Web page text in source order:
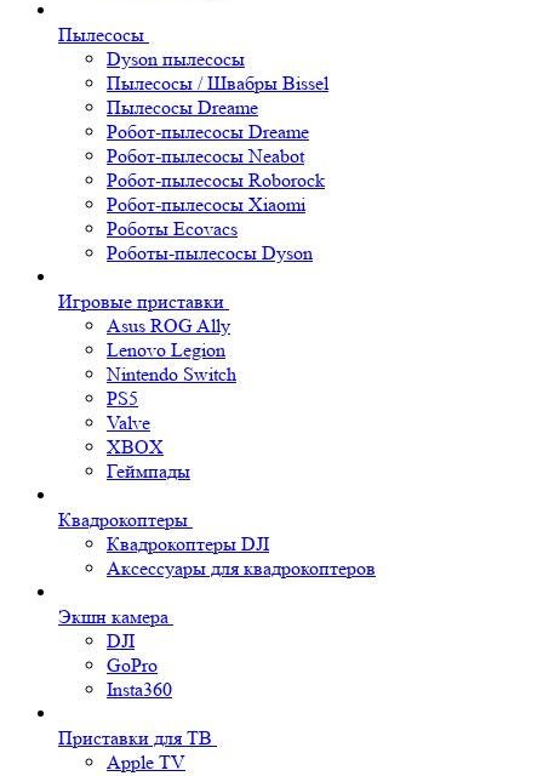
Пылесосы
Dyson пылесосы
Пылесосы / Швабры Bissel
Пылесосы Dreame
Робот-пылесосы Dreame
Робот-пылесосы Neabot
Робот-пылесосы Roborock
Робот-пылесосы Xiaomi
Роботы Ecovacs
Роботы-пылесосы Dyson
Игровые приставки
Asus ROG Ally
Lenovo Legion
Nintendo Switch
PS5
Valve
XBOX
Геймпады
Квадрокоптеры
Квадрокоптеры DJI
Аксессуары для квадрокоптеров
Экшн камера
DJI
GoPro
Insta360
Приставки для ТВ
Apple TV